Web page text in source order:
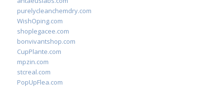
purelycleanchemdry.com
WishOping.com
shoplegacee.com
bonvivantshop.com
CupPlante.com
mpzin.com
stcreal.com
PopUpFlea.com